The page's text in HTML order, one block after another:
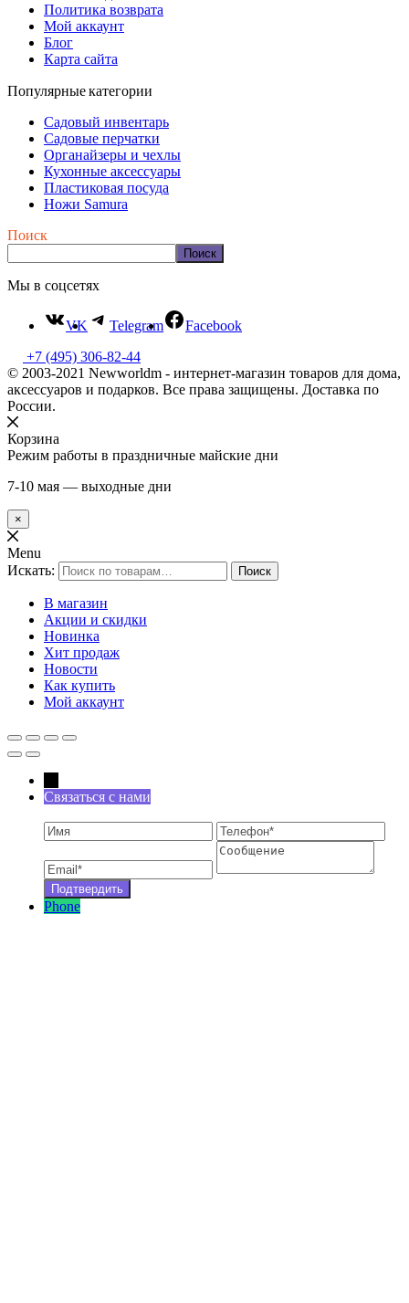
Политика возврата
Мой аккаунт
Блог
Карта сайта
Популярные категории
Садовый инвентарь
Садовые перчатки
Органайзеры и чехлы
Кухонные аксессуары
Пластиковая посуда
Ножи Samura
Поиск
Поиск
Мы в соцсетях
VK Telegram
Facebook
+7 (495) 306-82-44
© 2003-2021 Newworldm - интернет-магазин товаров для дома,
аксессуаров и подарков. Все права защищены. Доставка по
России.
Корзина
Режим работы в праздничные майские дни
7-10 мая — выходные дни
×
Menu
Искать:
Поиск
В магазин
Акции и скидки
Новинка
Хит продаж
Новости
Как купить
Мой аккаунт
Связаться с нами
Phone